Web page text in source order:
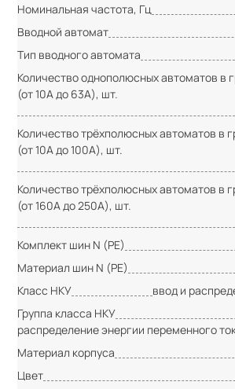
Номинальная частота, Гц
Вводной автомат
Тип вводного автомата
Количество однополюсных автоматов в
(от 10А до 63А), шт.
Количество трёхполюсных автоматов в
(от 10А до 100А), шт.
Количество трёхполюсных автоматов в
(от 160А до 250А), шт.
Комплект шин N (PE)
Материал шин N (PE)
Класс НКУ
ввод и
Группа класса НКУ
распределение энергии переменного
Материал корпуса
Цвет